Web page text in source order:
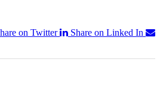
on Twitter
Share on Linked In